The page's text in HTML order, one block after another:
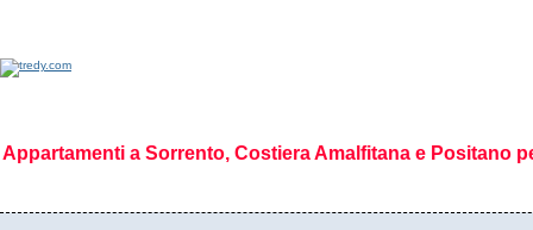
Appartamenti a Sorrento, Costiera Amalfitana e Positano